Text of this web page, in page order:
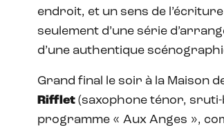
endroit, et un sens de
seulement d’une série
d’une authentique
Grand final le soir à la Maison
Rifflet (saxophone ténor, sruti-
programme « Aux Anges »,